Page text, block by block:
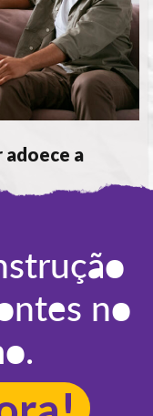
adoece a
no